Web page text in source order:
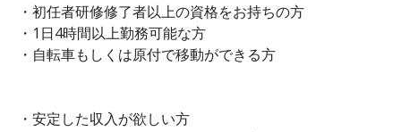
・初任者研修修了者以上の資格をお持ちの方
・1日4時間以上勤務可能な方
・自転車もしくは原付で移動ができる方
・安定した収入が欲しい方